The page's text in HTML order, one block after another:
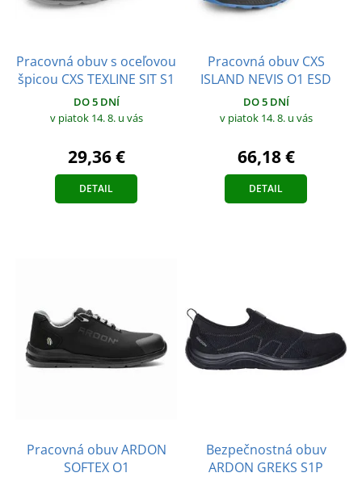
Pracovná obuv s oceľovou
špicou CXS TEXLINE SIT S1
DO 5 DNÍ
v piatok 14. 8. u vás
29,36 €
DETAIL
Pracovná obuv CXS
ISLAND NEVIS O1 ESD
DO 5 DNÍ
v piatok 14. 8. u vás
66,18 €
DETAIL
Pracovná obuv ARDON
SOFTEX O1
Bezpečnostná obuv
ARDON GREKS S1P